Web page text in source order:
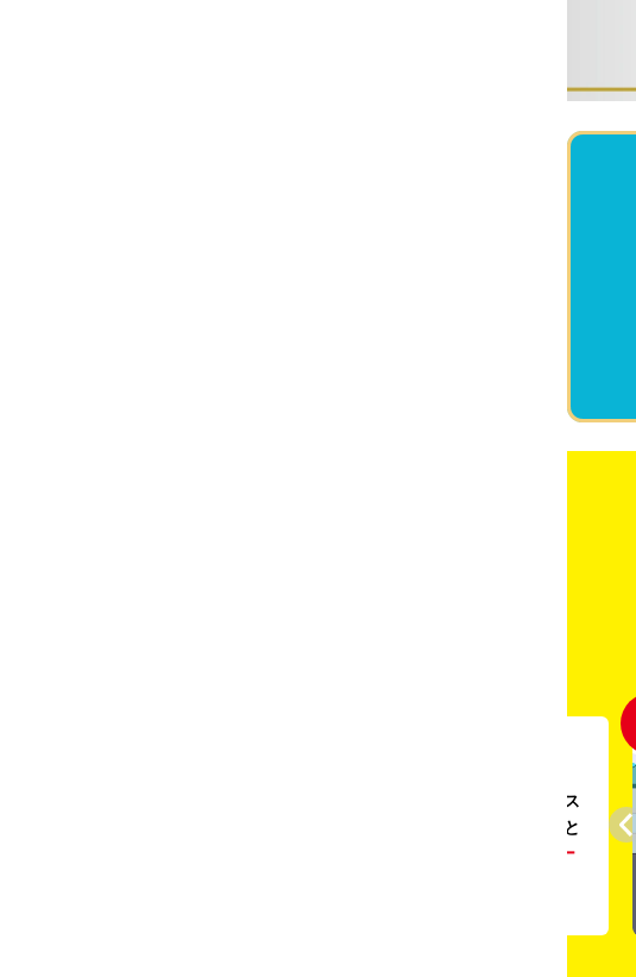
。ガソリンス
タンドや整備工場の既存インフラを活用すること
リー